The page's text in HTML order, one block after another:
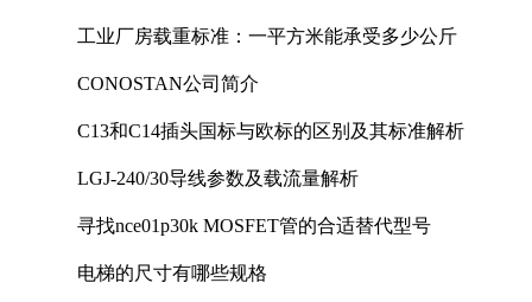
工业厂房载重标准：一平方米能承受多少公斤
CONOSTAN公司简介
C13和C14插头国标与欧标的区别及其标准解析
LGJ-240/30导线参数及载流量解析
寻找nce01p30k MOSFET管的合适替代型号
电梯的尺寸有哪些规格